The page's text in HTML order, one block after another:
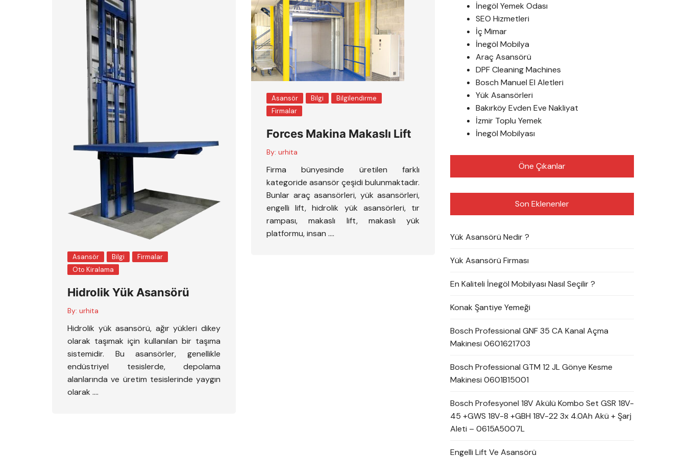
Asansör Bilgi
Firmalar
Oto Kiralama
Hidrolik Yük Asansörü
By: urhita
Hidrolik yük asansörü, ağır yükleri dikey
olarak taşımak için kullanılan bir taşıma
sistemidir. Bu asansörler, genellikle
endüstriyel tesislerde, depolama
alanlarında ve üretim tesislerinde yaygın
olarak ….
Asansör Bilgi
Bilgilendirme
Firmalar
Forces Makina Makaslı Lift
By: urhita
Firma bünyesinde üretilen farklı
kategoride asansör çeşidi bulunmaktadır.
Bunlar araç asansörleri, yük asansörleri,
engelli lift, hidrolik yük asansörleri, tır
rampası, makaslı lift, makaslı yük
platformu, insan ….
İnegöl Yemek Odası
SEO Hizmetleri
İç Mimar
İnegöl Mobilya
Araç Asansörü
DPF Cleaning Machines
Bosch Manuel El Aletleri
Yük Asansörleri
Bakırköy Evden Eve Nakliyat
İzmir Toplu Yemek
İnegöl Mobilyası
Öne Çıkanlar
Son Eklenenler
Yük Asansörü Nedir ?
Yük Asansörü Firması
En Kaliteli İnegöl Mobilyası Nasıl Seçilir ?
Konak Şantiye Yemeği
Bosch Professional GNF 35 CA Kanal Açma
Makinesi 0601621703
Bosch Professional GTM 12 JL Gönye Kesme
Makinesi 0601B15001
Bosch Profesyonel 18V Akülü Kombo Set GSR 18V-
45 +GWS 18V-8 +GBH 18V-22 3x 4.0Ah Akü + Şarj
Aleti – 0615A5007L
Engelli Lift Ve Asansörü